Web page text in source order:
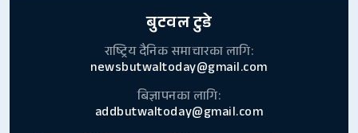
बुटवल टुडे
राष्ट्रिय दैनिक समाचारका लागि:
newsbutwaltoday@gmail.com
बिज्ञापनका लागि:
addbutwaltoday@gmail.com